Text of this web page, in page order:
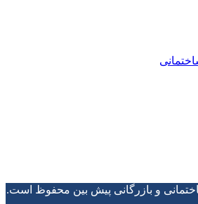
و بازرگانی پیش بین محفوظ است.